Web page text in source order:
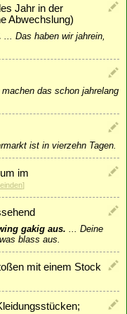
Jahr in der
Abwechslung)
Das haben wir jahrein,
machen das schon jahrelang
ist in vierzehn Tagen.
im
]
gakig aus.
Deine
blass aus.
mit einem Stock